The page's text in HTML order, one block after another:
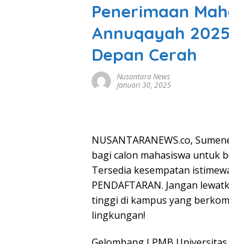
Penerimaan
Annuqayah
Depan Cerah
Nusantara News
Januari 30, 2025
NUSANTARANEWS.co,
bagi calon mahasiswa untuk
Tersedia kesempatan
PENDAFTARAN. Jangan
tinggi di kampus yang
lingkungan!